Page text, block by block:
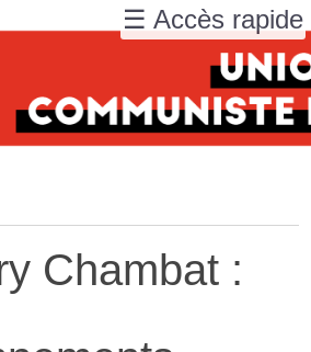
Chambat :
☰ Accès rapide